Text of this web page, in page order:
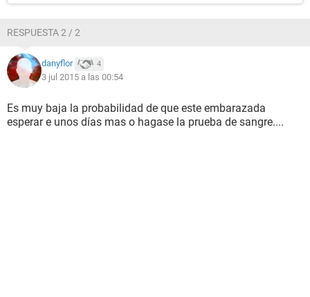
RESPUESTA 2 / 2
danyflor 4
3 jul 2015 a las 00:54
Es muy baja la probabilidad de que este embarazada
esperar e unos días mas o hagase la prueba de sangre....